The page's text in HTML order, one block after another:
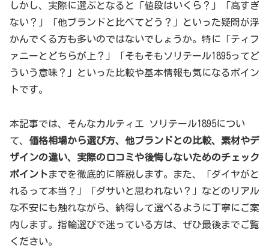
しかし、実際に選ぶとなると「値段はいくら？」「高すぎ
ない？」「他ブランドと比べてどう？」といった疑問が浮
かんでくる方も多いのではないでしょうか。特に「ティフ
ァニーとどちらが上？」「そもそもソリテール1895ってど
ういう意味？」といった比較や基本情報も気になるポイン
トです。
本記事では、そんなカルティエ ソリテール1895につい
て、 価格相場から選び方、他ブランドとの比較、素材やデ
ザインの違い、実際の口コミや後悔しないためのチェック
ポイントまでを徹底的に解説します。また、「ダイヤがと
れるって本当？」「ダサいと思われない？」などのリアル
な不安にも触れながら、納得して選べるように丁寧にご案
内します。指輪選びで迷っている方は、ぜひ最後までご覧
ください。